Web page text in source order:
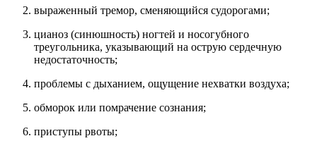
выраженный тремор, сменяющийся судорогами;
цианоз (синюшность) ногтей и носогубного
треугольника, указывающий на острую сердечную
недостаточность;
проблемы с дыханием, ощущение нехватки воздуха;
обморок или помрачение сознания;
приступы рвоты;